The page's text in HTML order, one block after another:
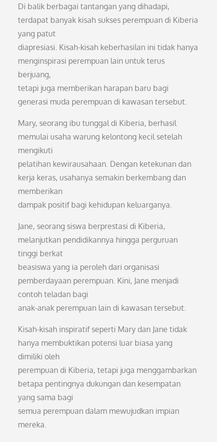
Di balik berbagai tantangan yang dihadapi,
terdapat banyak kisah sukses perempuan di Kiberia
yang patut
diapresiasi. Kisah-kisah keberhasilan ini tidak hanya
menginspirasi perempuan lain untuk terus
berjuang,
tetapi juga memberikan harapan baru bagi
generasi muda perempuan di kawasan tersebut.
Mary, seorang ibu tunggal di Kiberia, berhasil
memulai usaha warung kelontong kecil setelah
mengikuti
pelatihan kewirausahaan. Dengan ketekunan dan
kerja keras, usahanya semakin berkembang dan
memberikan
dampak positif bagi kehidupan keluarganya.
Jane, seorang siswa berprestasi di Kiberia,
melanjutkan pendidikannya hingga perguruan
tinggi berkat
beasiswa yang ia peroleh dari organisasi
pemberdayaan perempuan. Kini, Jane menjadi
contoh teladan bagi
anak-anak perempuan lain di kawasan tersebut.
Kisah-kisah inspiratif seperti Mary dan Jane tidak
hanya membuktikan potensi luar biasa yang
dimiliki oleh
perempuan di Kiberia, tetapi juga menggambarkan
betapa pentingnya dukungan dan kesempatan
yang sama bagi
semua perempuan dalam mewujudkan impian
mereka.